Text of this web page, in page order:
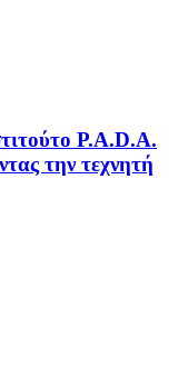
P.A.D.A.
την τεχνητή